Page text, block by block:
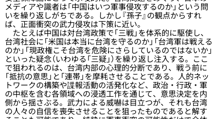
メディアや識者は「中国はいつ軍事侵攻するのか」という問
いを繰り返しがちである。しかし『孫子』の観点からすれ
ば、正面衝突の武力侵攻は下策に近い。
たとえば中国は対台湾政策で「三戦」を体系的に駆使し、
台湾社会に「米国は本当に台湾を守るのか」「台湾軍は戦える
のか」「現政権こそ台湾を危険にさらしているのではないか」
といった疑念（いわゆる「三疑」）を繰り返し注入する。ここ
で狙われるのは、台湾内部の心理的分断であり、戦う前に
「抵抗の意思」と「連帯」を摩耗させることである。人的ネッ
トワークの構築や諜報活動の活発化など、政治・行政・軍
の中枢を含む各領域への浸透工作を通じて、意思決定を内
側から揺さぶる。武力による威嚇は目立つが、それも台湾
の人々の自信を喪失させることを狙ったものであると解す